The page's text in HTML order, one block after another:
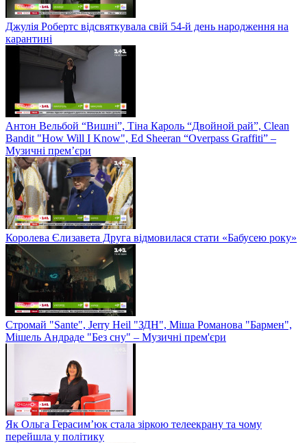
Джулія Робертс відсвяткувала свій 54-й день народження на
карантині
Антон Вельбой “Вишні”, Тіна Кароль “Двойной рай”, Clean
Bandit "How Will I Know", Ed Sheeran “Overpass Graffiti” –
Музичні прем’єри
Королева Єлизавета Друга відмовилася стати «Бабусею року»
Стромай "Sante", Jerry Heil "ЗДН", Міша Романова "Бармен",
Мішель Андраде "Без сну" – Музичні прем'єри
Як Ольга Герасим’юк стала зіркою телеекрану та чому
перейшла у політику